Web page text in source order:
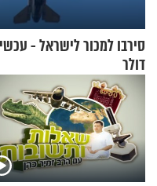
דולר